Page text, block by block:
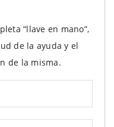
“llave en mano”,
de la ayuda y el
de la misma.